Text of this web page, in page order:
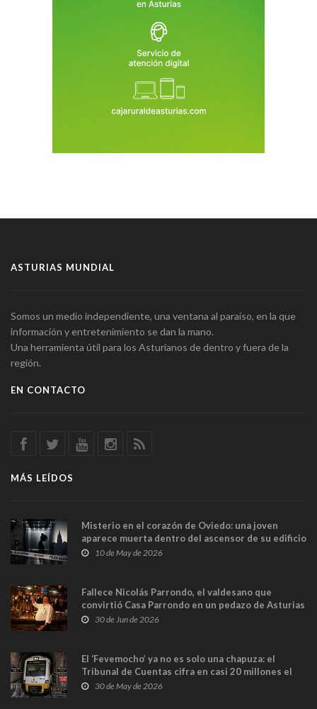
ASTURIAS MUNDIAL
Somos un medio independiente, una ventana al paraíso, en la que
información y entretenimiento se dan la mano.
Una herramienta útil para los Asturianos de dentro y fuera de la
región.
EN CONTACTO
MÁS LEÍDOS
Misterio en el corazón de Oviedo: una joven
aparece muerta dentro del ascensor de su edificio
y las cámaras captan sus últimos minutos
10 de May de 2026
Fallece Nicolás Parrondo, el valdesano que
convirtió Casa Parrondo en un pedazo de Asturias
en Madrid
30 de Jun de 2026
El ‘Fevemocho’ ya no es solo una chapuza: el
Tribunal de Cuentas cifra en casi 20 millones el
sobrecoste de los trenes que no cabían por los
30 de May de 2026